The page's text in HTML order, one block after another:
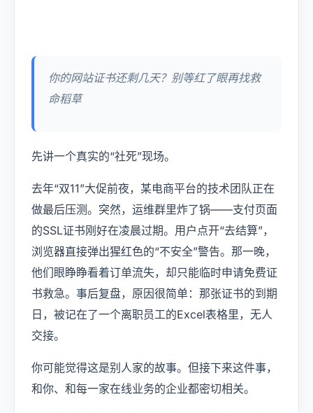
登录
你的网站证书还剩几天？别等红了眼再找救
命稻草
先讲一个真实的“社死”现场。
去年“双11”大促前夜，某电商平台的技术团队正在
做最后压测。突然，运维群里炸了锅——支付页面
的SSL证书刚好在凌晨过期。用户点开“去结算”，
浏览器直接弹出猩红色的“不安全”警告。那一晚，
他们眼睁睁看着订单流失，却只能临时申请免费证
书救急。事后复盘，原因很简单：那张证书的到期
日，被记在了一个离职员工的Excel表格里，无人
交接。
你可能觉得这是别人家的故事。但接下来这件事，
和你、和每一家在线业务的企业都密切相关。